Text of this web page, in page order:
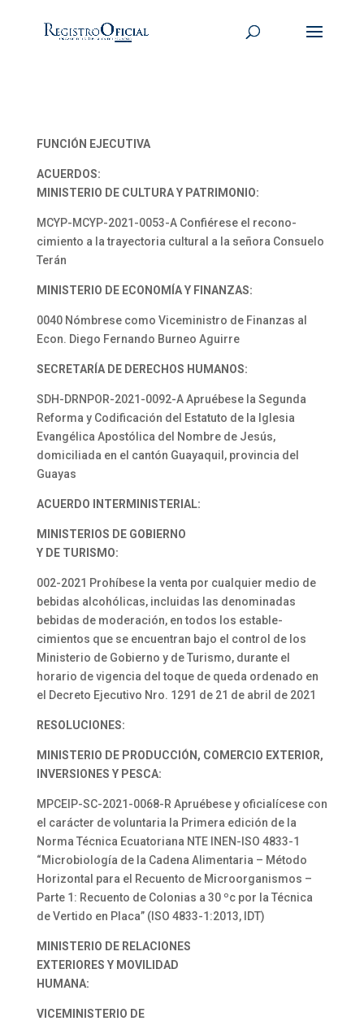
FUNCIÓN EJECUTIVA
ACUERDOS:
MINISTERIO DE CULTURA Y PATRIMONIO:
MCYP-MCYP-2021-0053-A Confiérese el recono-
cimiento a la trayectoria cultural a la señora Consuelo
Terán
MINISTERIO DE ECONOMÍA Y FINANZAS:
0040 Nómbrese como Viceministro de Finanzas al
Econ. Diego Fernando Burneo Aguirre
SECRETARÍA DE DERECHOS HUMANOS:
SDH-DRNPOR-2021-0092-A Apruébese la Segunda
Reforma y Codificación del Estatuto de la Iglesia
Evangélica Apostólica del Nombre de Jesús,
domiciliada en el cantón Guayaquil, provincia del
Guayas
ACUERDO INTERMINISTERIAL:
MINISTERIOS DE GOBIERNO
Y DE TURISMO:
002-2021 Prohíbese la venta por cualquier medio de
bebidas alcohólicas, incluidas las denominadas
bebidas de moderación, en todos los estable-
cimientos que se encuentran bajo el control de los
Ministerio de Gobierno y de Turismo, durante el
horario de vigencia del toque de queda ordenado en
el Decreto Ejecutivo Nro. 1291 de 21 de abril de 2021
RESOLUCIONES:
MINISTERIO DE PRODUCCIÓN, COMERCIO EXTERIOR,
INVERSIONES Y PESCA:
MPCEIP-SC-2021-0068-R Apruébese y oficialícese con
el carácter de voluntaria la Primera edición de la
Norma Técnica Ecuatoriana NTE INEN-ISO 4833-1
“Microbiología de la Cadena Alimentaria – Método
Horizontal para el Recuento de Microorganismos –
Parte 1: Recuento de Colonias a 30 ºc por la Técnica
de Vertido en Placa” (ISO 4833-1:2013, IDT)
MINISTERIO DE RELACIONES
EXTERIORES Y MOVILIDAD
HUMANA:
VICEMINISTERIO DE